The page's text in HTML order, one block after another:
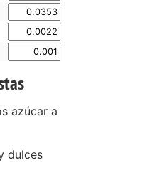
a la
azúcar a
dulces